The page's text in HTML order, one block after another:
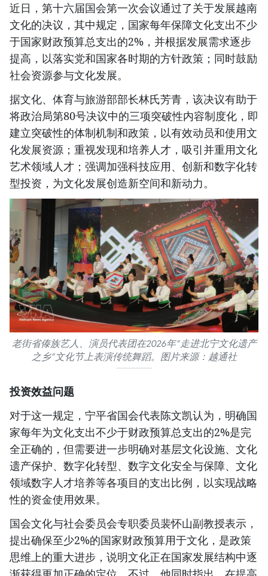
近日，第十六届国会第一次会议通过了关于发展越南
文化的决议，其中规定，国家每年保障文化支出不少
于国家财政预算总支出的2%，并根据发展需求逐步
提高，以落实党和国家各时期的方针政策；同时鼓励
社会资源参与文化发展。
据文化、体育与旅游部部长林氏芳青，该决议有助于
将政治局第80号决议中的三项突破性内容制度化，即
建立突破性的体制机制和政策，以有效动员和使用文
化发展资源；重视发现和培养人才，吸引并重用文化
艺术领域人才；强调加强科技应用、创新和数字化转
型投资，为文化发展创造新空间和新动力。
老街省傣族艺人、演员代表团在2026年“走进北宁文化遗产
之乡”文化节上表演传统舞蹈。图片来源：越通社
投资效益问题
对于这一规定，宁平省国会代表陈文凯认为，明确国
家每年为文化支出不少于财政预算总支出的2%是完
全正确的，但需要进一步明确对基层文化设施、文化
遗产保护、数字化转型、数字文化安全与保障、文化
领域数字人才培养等各项目的支出比例，以实现战略
性的资金使用效果。
国会文化与社会委员会专职委员裴怀山副教授表示，
提出确保至少2%的国家财政预算用于文化，是政策
思维上的重大进步，说明文化正在国家发展结构中逐